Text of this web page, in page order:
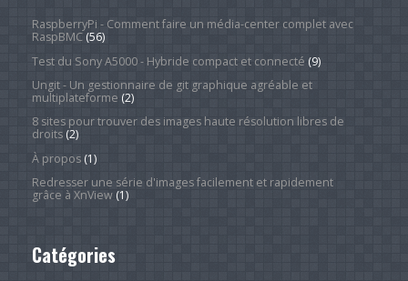
RaspberryPi - Comment faire un média-center complet avec
RaspBMC(56)
Test du Sony A5000 - Hybride compact et connecté (9)
Ungit - Un gestionnaire de git graphique agréable et
multiplateforme (2)
8 sites pour trouver des images haute résolution libres de
droits(2)
À propos(1)
Redresser une série d'images facilement et rapidement
grâce à XnView(1)
Catégories